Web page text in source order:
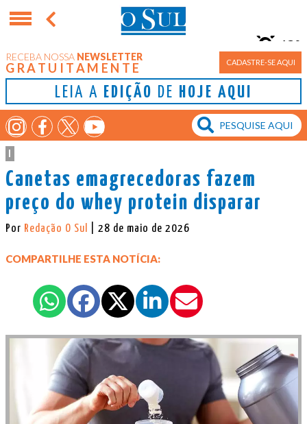
RECEBA NOSSA NEWSLETTER
GRATUITAMENTE CADASTRE-SE AQUI
LEIA A EDIÇÃO DE HOJE AQUI
Porto Alegre
13°
|
Canetas emagrecedoras fazem
preço do whey protein disparar
Por Redação O Sul | 28 de maio de 2026
COMPARTILHE ESTA NOTÍCIA: